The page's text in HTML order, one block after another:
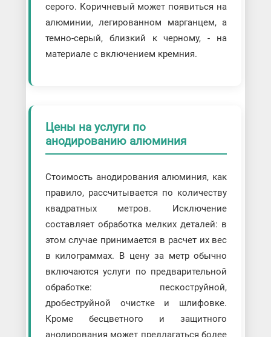
серого. Коричневый может появиться на
алюминии, легированном марганцем, а
темно-серый, близкий к черному, - на
материале с включением кремния.
Цены на услуги по
анодированию алюминия
Стоимость анодирования алюминия, как
правило, рассчитывается по количеству
квадратных метров. Исключение
составляет обработка мелких деталей: в
этом случае принимается в расчет их вес
в килограммах. В цену за метр обычно
включаются услуги по предварительной
обработке: пескоструйной,
дробеструйной очистке и шлифовке.
Кроме бесцветного и защитного